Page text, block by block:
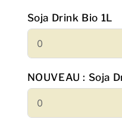
Soja Drink Bio 1L
NOUVEAU : Soja